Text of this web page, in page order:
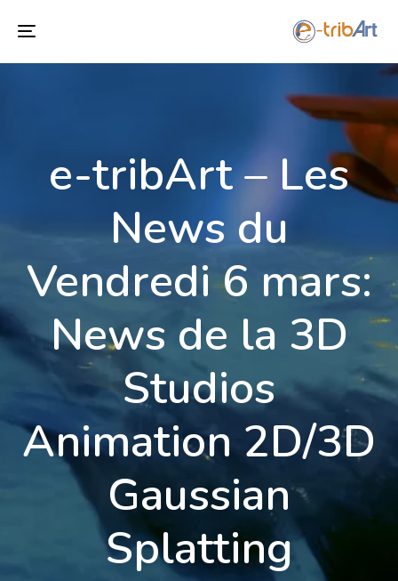
T
o
e-tribArt – Les
News du
Vendredi 6 mars:
News de la 3D
Studios
Animation 2D/3D
Gaussian
Splatting